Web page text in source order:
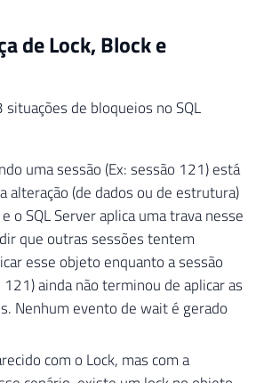
de Lock, Block e
de bloqueios no SQL
uma sessão (Ex: sessão 121) está
alteração (de dados ou de estrutura)
o SQL Server aplica uma trava nesse
que outras sessões tentem
esse objeto enquanto a sessão
121) ainda não terminou de aplicar as
Nenhum evento de wait é gerado
com o Lock, mas com a